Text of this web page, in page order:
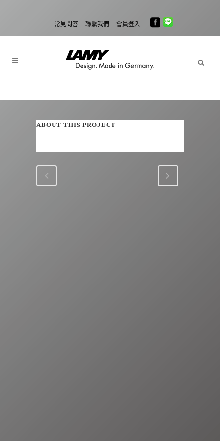
常見問答 聯繫我們 會員登入
ABOUT THIS PROJECT